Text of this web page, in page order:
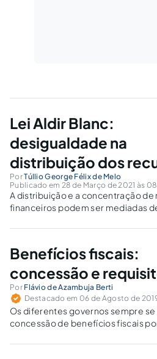
Lei Aldir Blanc:
desigualdade na
distribuição dos
PorTúllio George Félix de Melo
Publicado em 28 de Março de 2021 às
A distribuição e a concentração de
financeiros podem ser mediadas
examina-se a distribuição do
14.017, de 29 de junho de 2020.
Benefícios fiscais:
concessão e
Por Flávio de Azambuja Berti
Destacado em 06 de Agosto de
Os diferentes governos sempre se
concessão de benefícios fiscais
determinadas categorias de